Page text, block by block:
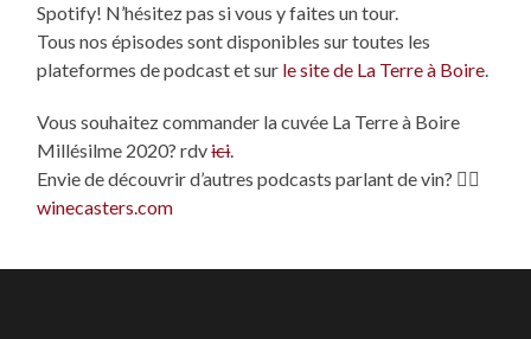
Spotify! N’hésitez pas si vous y faites un tour.
Tous nos épisodes sont disponibles sur toutes les
plateformes de podcast et sur le site de La Terre à Boire.
Vous souhaitez commander la cuvée La Terre à Boire
Millésilme 2020? rdvici.
Envie de découvrir d’autres podcasts parlant de vin? 👉🏻
winecasters.com